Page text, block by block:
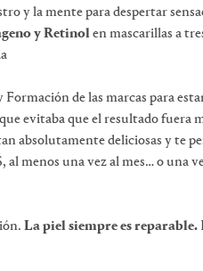
y la mente para despertar
y Retinolen mascarillas a
de las marcas para
evitaba que el resultado fuera
absolutamente deliciosas y te
menos una vez al mes… o una
La piel siempre es reparable.